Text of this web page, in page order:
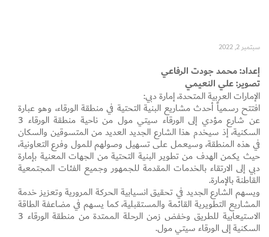
سبتمبر 2, 2022
إعداد: محمد جودت الرفاعي
تصوير: علي النعيمي
الإمارات العربية المتحدة، إمارة دبي:
افتتح رسمياً أحدث مشاريع البنية التحتية في منطقة الورقاء، وهو عبارة
عن شارع مؤدي إلى الورقاء سيتي مول من ناحية منطقة الورقاء 3
السكنية، إذ سيخدم هذا الشارع الجديد العديد من المتسوقين والسكان
في هذه المنطقة، وسيعمل على تسهيل وصولهم للمول وفرع التعاونية،
حيث يكمن الهدف من تطوير البنية التحتية من الجهات المعنية بإمارة
دبي إلى الارتقاء بالخدمات المقدمة للجمهور وجميع الفئات المجتمعية
القاطنة بالإمارة.
ويسهم الشارع الجديد في تحقيق انسيابية الحركة المرورية وتعزيز خدمة
المشاريع التطويرية القائمة والمستقبلية، كما يسهم في مضاعفة الطاقة
الاستيعابية للطريق وخفض زمن الرحلة الممتدة من منطقة الورقاء 3
السكنية إلى الورقاء سيتي مول.